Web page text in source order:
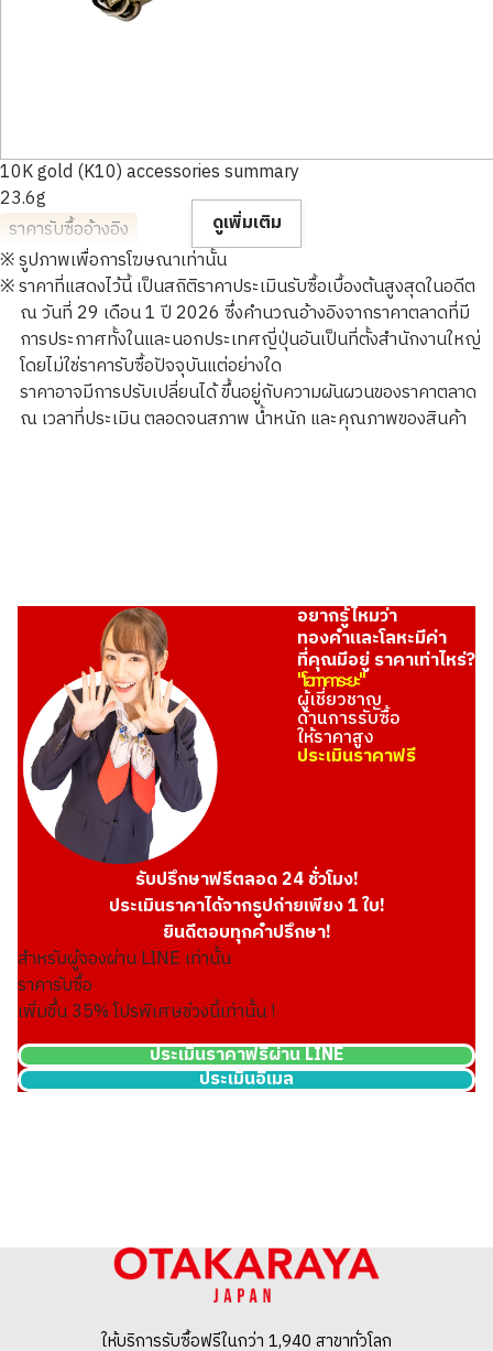
10K gold (K10) accessories summary
23.6g
ราคารับซื้ออ้างอิง
ดูเพิ่มเติม
※ รูปภาพเพื่อการโฆษณาเท่านั้น
※ ราคาที่แสดงไว้นี้ เป็นสถิติราคาประเมินรับซื้อเบื้องต้นสูงสุดในอดีต
ณ วันที่ 29 เดือน 1 ปี 2026 ซึ่งคำนวณอ้างอิงจากราคาตลาดที่มี
การประกาศทั้งในและนอกประเทศญี่ปุ่นอันเป็นที่ตั้งสำนักงานใหญ่
โดยไม่ใช่ราคารับซื้อปัจจุบันแต่อย่างใด
ราคาอาจมีการปรับเปลี่ยนได้ ขึ้นอยู่กับความผันผวนของราคาตลาด
ณ เวลาที่ประเมิน ตลอดจนสภาพ น้ำหนัก และคุณภาพของสินค้า
อยากรู้ไหมว่า
ทองคำและโลหะมีค่า
ที่คุณมีอยู่ ราคาเท่าไหร่?
"โอทาคาระยะ"
ผู้เชี่ยวชาญ
ด้านการรับซื้อ
ให้ราคาสูง
ประเมินราคาฟรี
รับปรึกษาฟรีตลอด 24 ชั่วโมง!
ประเมินราคาได้จากรูปถ่ายเพียง 1 ใบ!
ยินดีตอบทุกคำปรึกษา!
สำหรับผู้จองผ่าน LINE เท่านั้น
ราคารับซื้อ
เพิ่มขึ้น35% โปรพิเศษช่วงนี้เท่านั้น !
ประเมินราคาฟรีผ่าน LINE
ประเมินอีเมล
ให้บริการรับซื้อฟรีในกว่า 1,940 สาขาทั่วโลก